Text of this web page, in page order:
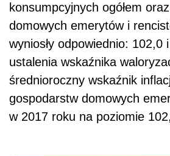
konsumpcyjnych ogółem
domowych emerytów i
wyniosły odpowiednio: 102,0
ustalenia wskaźnika
średnioroczny wskaźnik
gospodarstw domowych
w 2017 roku na poziomie